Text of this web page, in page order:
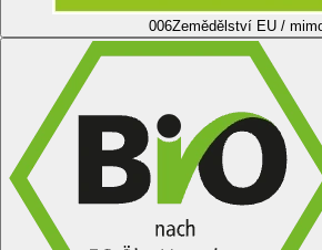
006Zemědělství EU /